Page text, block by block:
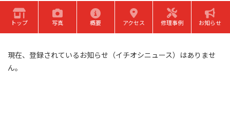
トップ 写真 概要 アクセス 修理事例 お知らせ
現在、登録されているお知らせ（イチオシニュース）はありませ
ん。